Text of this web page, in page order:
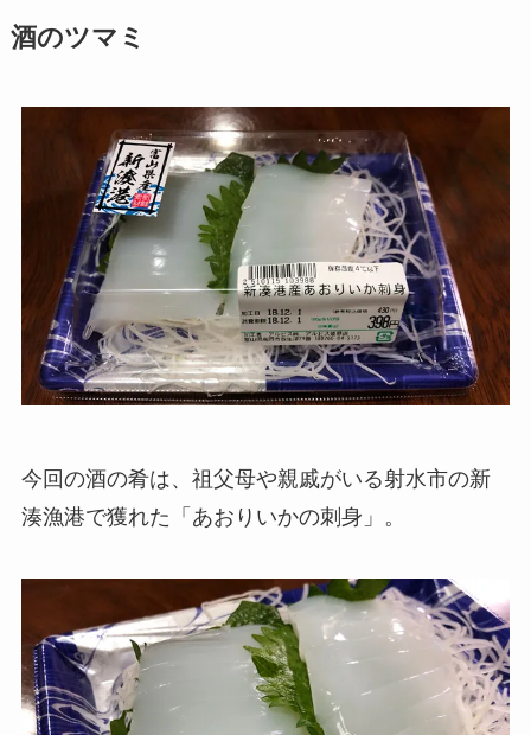
酒のツマミ
今回の酒の肴は、祖父母や親戚がいる射水市の新
湊漁港で獲れた「あおりいかの刺身」。